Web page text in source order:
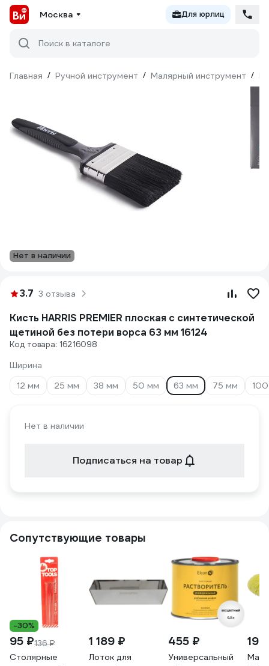
Москва Для юрлиц
Поиск в каталоге
Главная / Ручной инструмент / Малярный инструмент /
Нет в наличии
3.7 3 отзыва
Кисть HARRIS PREMIER плоская с синтетической
щетиной без потери ворса 63 мм 16124
Код товара: 16216098
Ширина
12 мм
25 мм 38 мм 50 мм 63 мм 75 мм
Нет в наличии
Подписаться на товар
Сопутствующие товары
-30%
95 ₽136 ₽
Столярные
1 189 ₽
Лоток для
455 ₽
Универсальный